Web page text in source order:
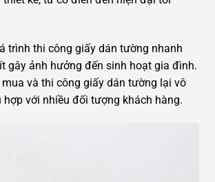
trình thi công giấy dán tường nhanh
gây ảnh hưởng đến sinh hoạt gia đình.
và thi công giấy dán tường lại vô
hợp với nhiều đối tượng khách hàng.